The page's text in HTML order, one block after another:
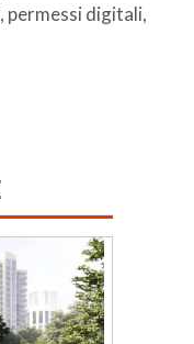
permessi digitali,